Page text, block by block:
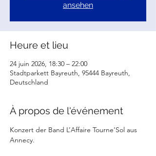
ansehen
Heure et lieu
24 juin 2026, 18:30 – 22:00
Stadtparkett Bayreuth, 95444 Bayreuth,
Deutschland
À propos de l'événement
Konzert der Band L’Affaire Tourne’Sol aus
Annecy.